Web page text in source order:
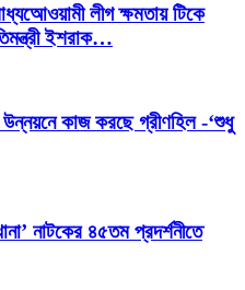
লীগ ক্ষমতায় টিকে
ইশরাক…
উন্নয়নে কাজ করছে গ্রীণহিল -‘শুধু
নাটকের ৪৫তম প্রদর্শনীতে